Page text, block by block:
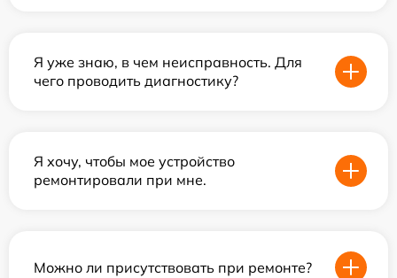
Я уже знаю, в чем неисправность. Для
чего проводить диагностику?
Я хочу, чтобы мое устройство
ремонтировали при мне.
Можно ли присутствовать при ремонте?